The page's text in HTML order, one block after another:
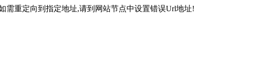
需重定向到指定地址,请到网站节点中设置错误Url地址!